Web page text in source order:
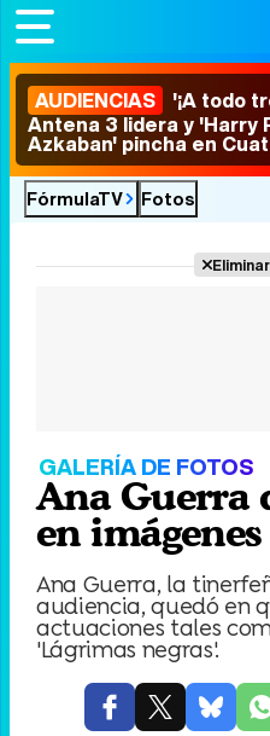
AUDIENCIAS '¡A todo
Antena 3 lidera y 'Harry
Azkaban' pincha en
FórmulaTV Fotos
GALERÍA DE FOTOS
Ana Guerra
en imágenes
Ana Guerra, la
audiencia, quedó en
actuaciones tales
'Lágrimas negras'.